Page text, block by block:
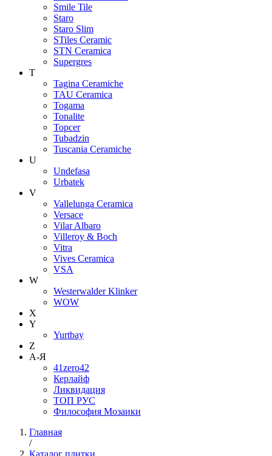
Smile Tile
Staro
Staro Slim
STiles Ceramic
STN Ceramica
Supergres
T
Tagina Ceramiche
TAU Ceramica
Togama
Tonalite
Topcer
Tubadzin
Tuscania Ceramiche
U
Undefasa
Urbatek
V
Vallelunga Ceramica
Versace
Vilar Albaro
Villeroy & Boch
Vitra
Vives Ceramica
VSA
W
Westerwalder Klinker
WOW
X
Y
Yurtbay
Z
А-Я
41zero42
Керлайф
Ликвидация
ТОП РУС
Философия Мозаики
Главная
/
Каталог плитки